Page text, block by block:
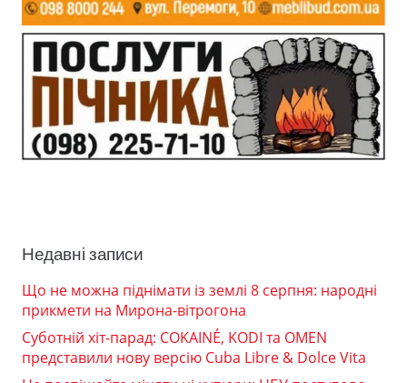
Недавні записи
Що не можна піднімати із землі 8 серпня: народні
прикмети на Мирона-вітрогона
Суботній хіт-парад: COKAINÉ, KODI та OMEN
представили нову версію Cuba Libre & Dolce Vita